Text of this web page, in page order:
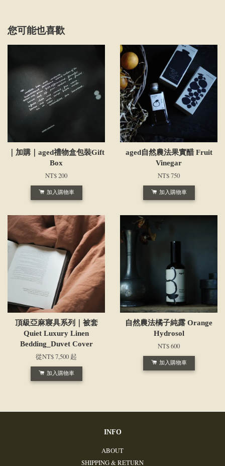
您可能也喜歡
｜加購｜aged禮物盒包裝Gift
Box
NT$ 200
加入購物車
aged自然農法果實醋 Fruit
Vinegar
NT$ 750
加入購物車
頂級亞麻寢具系列｜被套
Quiet Luxury Linen
Bedding_Duvet Cover
從NT$ 7,500 起
加入購物車
自然農法橘子純露 Orange
Hydrosol
NT$ 600
加入購物車
INFO
ABOUT
SHIPPING & RETURN